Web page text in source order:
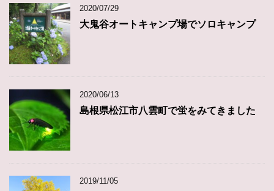
2020/07/29
大鬼谷オートキャンプ場でソロキャンプ
2020/06/13
島根県松江市八雲町で蛍をみてきました
2019/11/05